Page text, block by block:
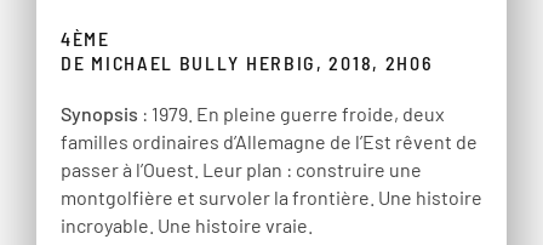
4ÈME
DE MICHAEL BULLY HERBIG, 2018, 2H06
Synopsis : 1979. En pleine guerre froide, deux
familles ordinaires d’Allemagne de l’Est rêvent de
passer à l’Ouest. Leur plan : construire une
montgolfière et survoler la frontière. Une histoire
incroyable. Une histoire vraie.